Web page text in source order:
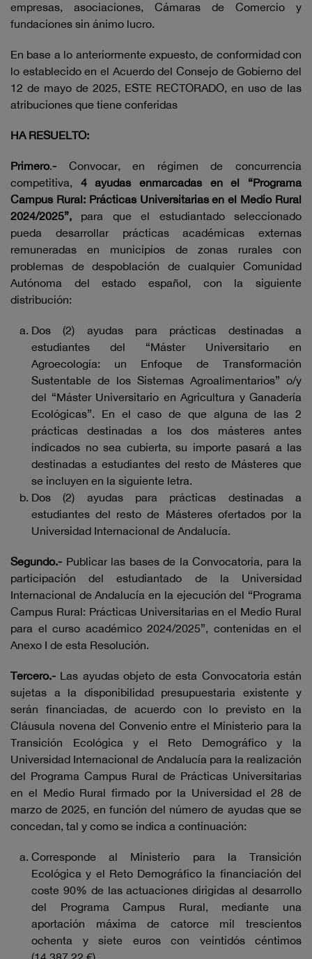
empresas, asociaciones, Cámaras de Comercio y
fundaciones sin ánimo lucro.
En base a lo anteriormente expuesto, de conformidad con
lo establecido en el Acuerdo del Consejo de Gobierno del
12 de mayo de 2025, ESTE RECTORADO, en uso de las
atribuciones que tiene conferidas
HA RESUELTO:
Primero.- Convocar, en régimen de concurrencia
competitiva, 4 ayudas enmarcadas en el “Programa
Campus Rural: Prácticas Universitarias en el Medio Rural
2024/2025”, para que el estudiantado seleccionado
pueda desarrollar prácticas académicas externas
remuneradas en municipios de zonas rurales con
problemas de despoblación de cualquier Comunidad
Autónoma del estado español, con la siguiente
distribución:
Dos (2) ayudas para prácticas destinadas a
estudiantes del “Máster Universitario en
Agroecología: un Enfoque de Transformación
Sustentable de los Sistemas Agroalimentarios” o/y
del “Máster Universitario en Agricultura y Ganadería
Ecológicas”. En el caso de que alguna de las 2
prácticas destinadas a los dos másteres antes
indicados no sea cubierta, su importe pasará a las
destinadas a estudiantes del resto de Másteres que
se incluyen en la siguiente letra.
Dos (2) ayudas para prácticas destinadas a
estudiantes del resto de Másteres ofertados por la
Universidad Internacional de Andalucía.
Segundo.- Publicar las bases de la Convocatoria, para la
participación del estudiantado de la Universidad
Internacional de Andalucía en la ejecución del “Programa
Campus Rural: Prácticas Universitarias en el Medio Rural
para el curso académico 2024/2025”, contenidas en el
Anexo I de esta Resolución.
Tercero.- Las ayudas objeto de esta Convocatoria están
sujetas a la disponibilidad presupuestaria existente y
serán financiadas, de acuerdo con lo previsto en la
Cláusula novena del Convenio entre el Ministerio para la
Transición Ecológica y el Reto Demográfico y la
Universidad Internacional de Andalucía para la realización
del Programa Campus Rural de Prácticas Universitarias
en el Medio Rural firmado por la Universidad el 28 de
marzo de 2025, en función del número de ayudas que se
concedan, tal y como se indica a continuación:
Corresponde al Ministerio para la Transición
Ecológica y el Reto Demográfico la financiación del
coste 90% de las actuaciones dirigidas al desarrollo
del Programa Campus Rural, mediante una
aportación máxima de catorce mil trescientos
ochenta y siete euros con veintidós céntimos